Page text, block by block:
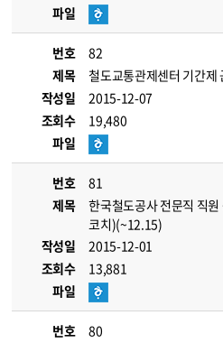
파일
번호
82
제목
철도교통관제센터 기간제
작성일
2015-12-07
조회수
19,480
파일
번호
81
제목
한국철도공사 전문직 직
코치)(~12.15)
작성일
2015-12-01
조회수
13,881
파일
번호
80